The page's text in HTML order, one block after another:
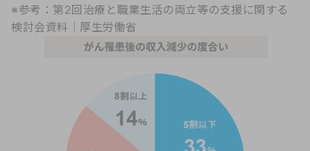
※参考： 第2回治療と職業生活の両立等の支援に関する
検討会資料｜厚生労働省